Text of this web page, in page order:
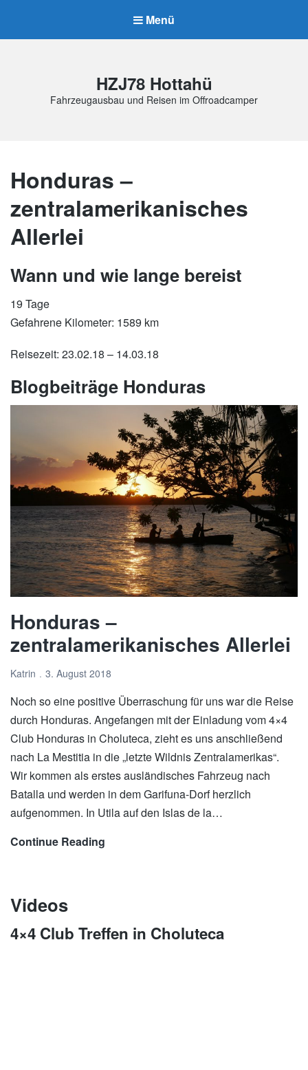
Menü
HZJ78 Hottahü
Fahrzeugausbau und Reisen im Offroadcamper
Honduras –
zentralamerikanisches
Allerlei
Wann und wie lange bereist
19 Tage
Gefahrene Kilometer: 1589 km
Reisezeit: 23.02.18 – 14.03.18
Blogbeiträge Honduras
Honduras –
zentralamerikanisches Allerlei
Katrin 3. August 2018
Noch so eine positive Überraschung für uns war die Reise
durch Honduras. Angefangen mit der Einladung vom 4×4
Club Honduras in Choluteca, zieht es uns anschließend
nach La Mestitia in die „letzte Wildnis Zentralamerikas“.
Wir kommen als erstes ausländisches Fahrzeug nach
Batalla und werden in dem Garifuna-Dorf herzlich
aufgenommen. In Utila auf den Islas de la…
Continue Reading
Videos
4×4 Club Treffen in Choluteca